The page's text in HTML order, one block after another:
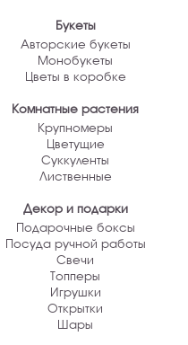
Букеты
Авторские букеты
Монобукеты
Цветы в коробке
Комнатные растения
Крупномеры
Цветущие
Суккуленты
Лиственные
Декор и подарки
Подарочные боксы
Посуда ручной работы
Свечи
Топперы
Игрушки
Открытки
Шары